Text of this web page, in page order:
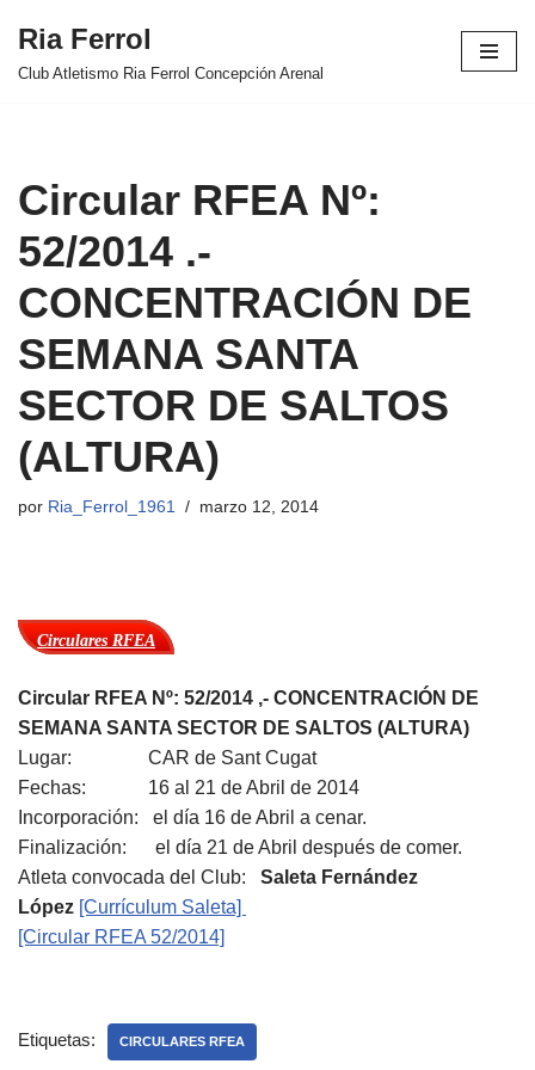
Saltar
Ria Ferrol
Club Atletismo Ria Ferrol Concepción Arenal
Circular RFEA Nº:
52/2014 .-
CONCENTRACIÓN DE
SEMANA SANTA
SECTOR DE SALTOS
(ALTURA)
por Ria_Ferrol_1961 marzo 12, 2014
Circulares RFEA
Circular RFEA Nº: 52/2014 ,- CONCENTRACIÓN DE
SEMANA SANTA SECTOR DE SALTOS (ALTURA)
Lugar: CAR de Sant Cugat
Fechas: 16 al 21 de Abril de 2014
Incorporación: el día 16 de Abril a cenar.
Finalización: el día 21 de Abril después de comer.
Atleta convocada del Club: Saleta Fernández
López [Currículum Saleta]
[Circular RFEA 52/2014]
Etiquetas: CIRCULARES RFEA